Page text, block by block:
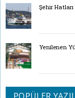
Şehir
Yenilenen